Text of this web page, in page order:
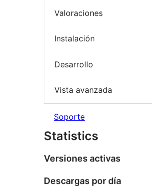
Valoraciones
Instalación
Desarrollo
Vista avanzada
Soporte
Statistics
Versiones activas
Descargas por día